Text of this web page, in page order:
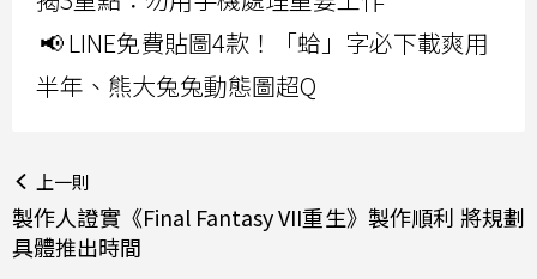
📢 LINE免費貼圖4款！「蛤」字必下載爽用
半年、熊大兔兔動態圖超Q
上一則
製作人證實《Final Fantasy VII重生》製作順利 將規劃
具體推出時間